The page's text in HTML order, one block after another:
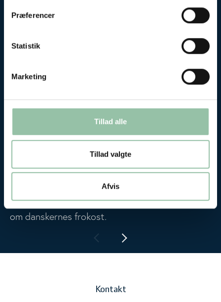
Præferencer
Statistik
Marketing
Tillad alle
Tillad valgte
Afvis
Rugbrød, grønt og pålæg dominerer fortsat
Denne markedsanalyse undersøger danskernes
aktuelle frokostvaner i 2023, 2024 og 2025
både ift. madvalg, vaner og adfærd. Læs mere
om danskernes frokost.
Rugbrød, grønt og pålæg dominerer fortsat danskernes frokost
Kontakt